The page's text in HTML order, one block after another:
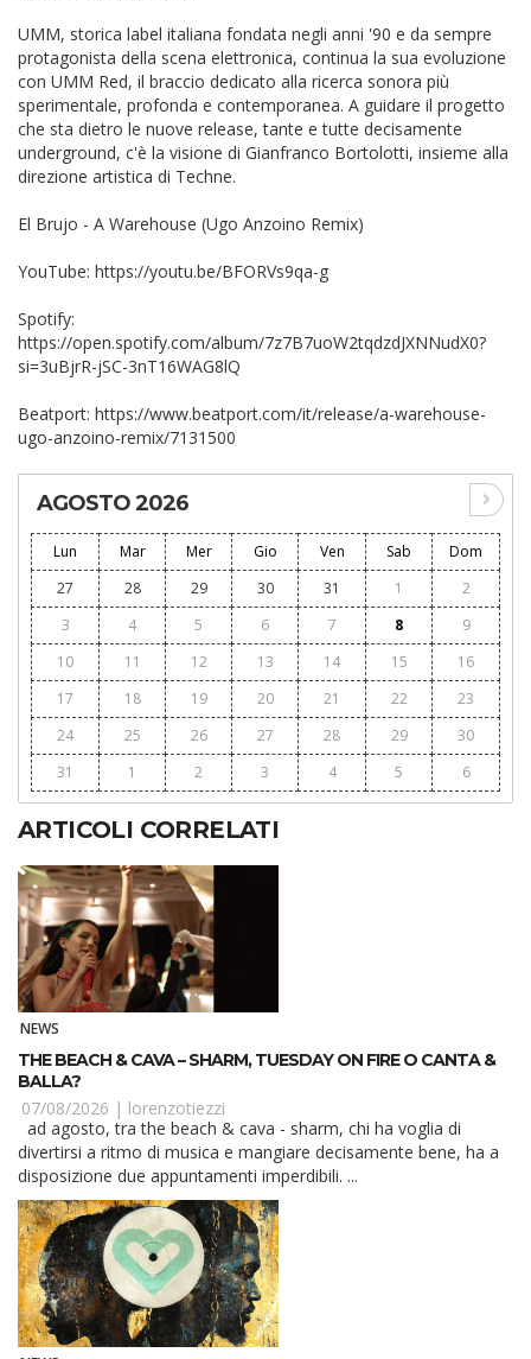
UMM, storica label italiana fondata negli anni '90 e da sempre
protagonista della scena elettronica, continua la sua evoluzione
con UMM Red, il braccio dedicato alla ricerca sonora più
sperimentale, profonda e contemporanea. A guidare il progetto
che sta dietro le nuove release, tante e tutte decisamente
underground, c'è la visione di Gianfranco Bortolotti, insieme alla
direzione artistica di Techne.
El Brujo - A Warehouse (Ugo Anzoino Remix)
YouTube: https://youtu.be/BFORVs9qa-g
Spotify:
https://open.spotify.com/album/7z7B7uoW2tqdzdJXNNudX0?
si=3uBjrR-jSC-3nT16WAG8lQ
Beatport: https://www.beatport.com/it/release/a-warehouse-
ugo-anzoino-remix/7131500
AGOSTO 2026
Lun Mar Mer Gio Ven Sab
Dom
27
28 29 30 31 1
2
3
4 5 6 7 8
9
10
11 12 13 14 15
16
17
18 19 20 21 22
23
24
25 26 27 28 29
30
31
1 2 3 4 5 6
ARTICOLI CORRELATI
NEWS
THE BEACH & CAVA – SHARM, TUESDAY ON FIRE O CANTA &
BALLA?
07/08/2026 | lorenzotiezzi
divertirsi a ritmo di musica e mangiare decisamente bene, ha a
disposizione due appuntamenti imperdibili. ...